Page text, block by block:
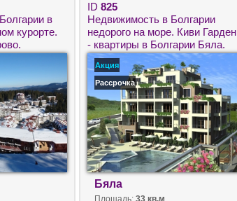
в
курорте.
ЛЮКС в
ID 825
Недвижимость в Болгарии
недорого на море. Киви Гарден
- квартиры в Болгарии Бяла.
Акция
Рассрочка
Бяла